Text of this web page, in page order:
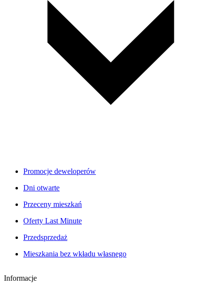
Promocje deweloperów
Dni otwarte
Przeceny mieszkań
Oferty Last Minute
Przedsprzedaż
Mieszkania bez wkładu własnego
Informacje